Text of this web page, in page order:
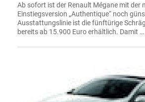
Ab sofort ist der Renault Mégane mit der
Einstiegsversion „Authentique“ noch
Ausstattungslinie ist die fünftürige
bereits ab 15.900 Euro erhältlich. Damit …